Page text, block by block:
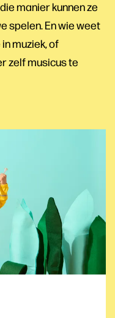
manier kunnen ze
spelen. En wie weet
muziek, of
zelf musicus te